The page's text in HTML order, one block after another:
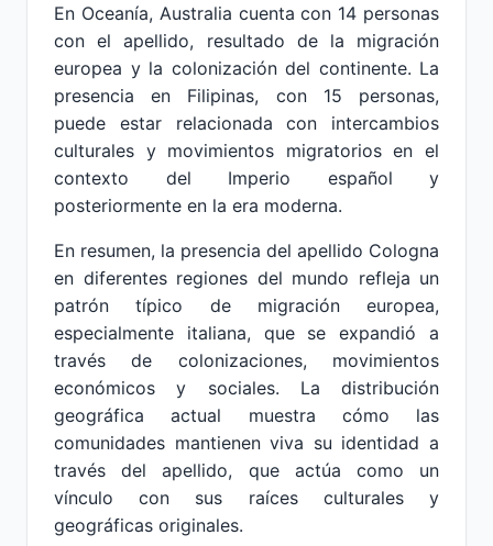
En Oceanía, Australia cuenta con 14 personas
con el apellido, resultado de la migración
europea y la colonización del continente. La
presencia en Filipinas, con 15 personas,
puede estar relacionada con intercambios
culturales y movimientos migratorios en el
contexto del Imperio español y
posteriormente en la era moderna.
En resumen, la presencia del apellido Cologna
en diferentes regiones del mundo refleja un
patrón típico de migración europea,
especialmente italiana, que se expandió a
través de colonizaciones, movimientos
económicos y sociales. La distribución
geográfica actual muestra cómo las
comunidades mantienen viva su identidad a
través del apellido, que actúa como un
vínculo con sus raíces culturales y
geográficas originales.